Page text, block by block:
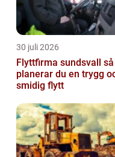
30 juli 2026
Flyttfirma sundsvall så
planerar du en trygg
smidig flytt